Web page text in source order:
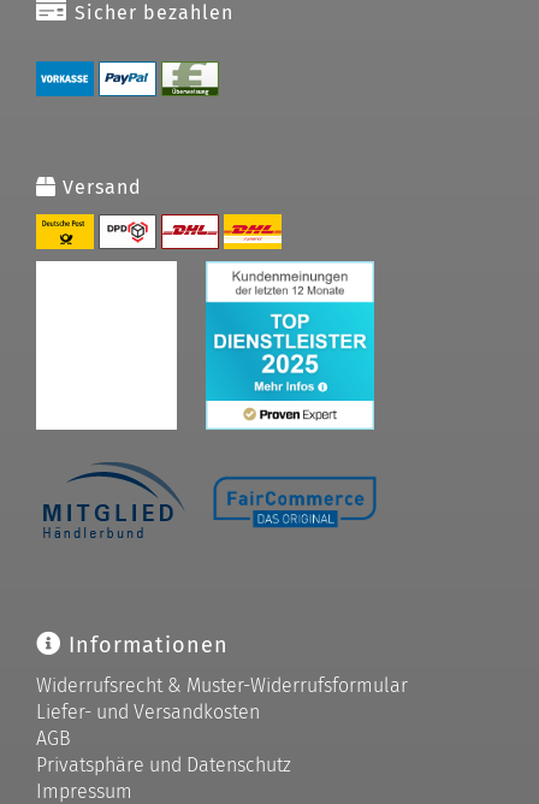
Sicher bezahlen
Versand
Informationen
Widerrufsrecht & Muster-Widerrufsformular
Liefer- und Versandkosten
AGB
Privatsphäre und Datenschutz
Impressum